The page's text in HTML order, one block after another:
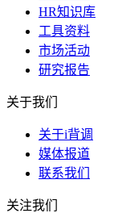
HR知识库
工具资料
市场活动
研究报告
关于我们
关于i背调
媒体报道
联系我们
关注我们